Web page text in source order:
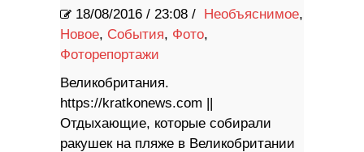
18/08/2016 / 23:08 / Необъяснимое,
Новое, События, Фото,
Фоторепортажи
Великобритания.
https://kratkonews.com ||
Отдыхающие, которые собирали
ракушек на пляже в Великобритании